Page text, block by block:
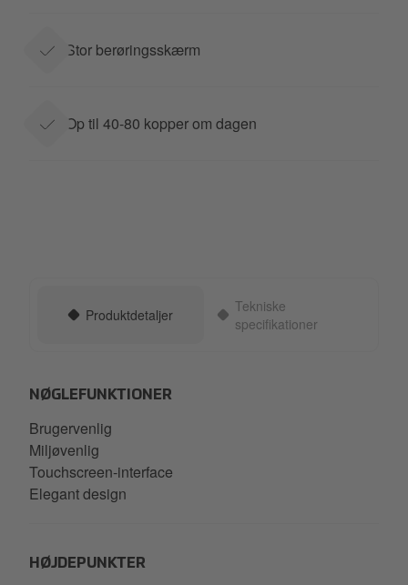
Stor berøringsskærm
Op til 40-80 kopper om dagen
Produktdetaljer
Tekniske
specifikationer
NØGLEFUNKTIONER
Brugervenlig
Miljøvenlig
Touchscreen-interface
Elegant design
HØJDEPUNKTER